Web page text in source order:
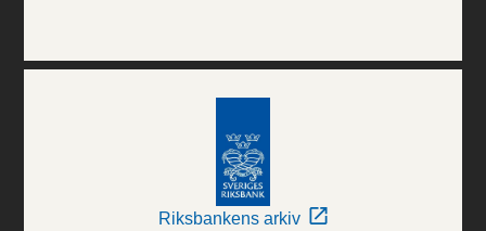
Riksbankens arkiv